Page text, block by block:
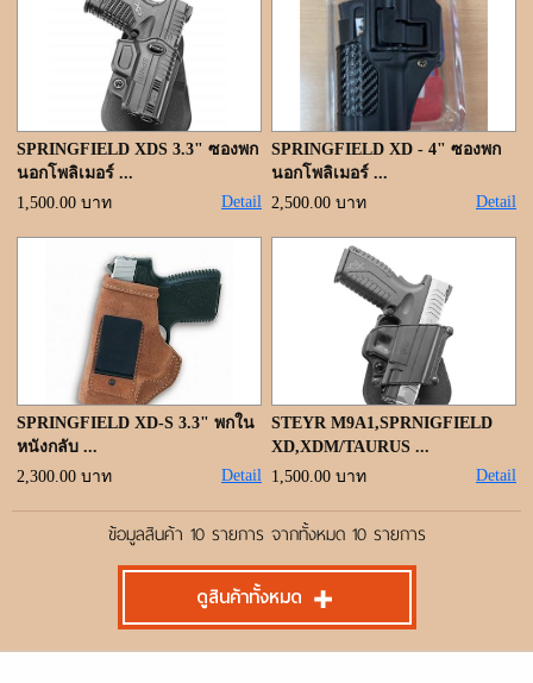
SPRINGFIELD XDS 3.3" ซองพก
นอกโพลิเมอร์ ...
1,500.00 บาท
Detail
SPRINGFIELD XD - 4" ซองพก
นอกโพลิเมอร์ ...
2,500.00 บาท
Detail
SPRINGFIELD XD-S 3.3" พกใน
หนังกลับ ...
2,300.00 บาท
Detail
STEYR M9A1,SPRNIGFIELD
XD,XDM/TAURUS ...
1,500.00 บาท
Detail
ข้อมูลสินค้า 10 รายการ จากทั้งหมด 10 รายการ
ดูสินค้าทั้งหมด